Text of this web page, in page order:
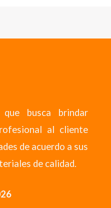
que busca brindar
al cliente
de acuerdo a sus
de calidad.